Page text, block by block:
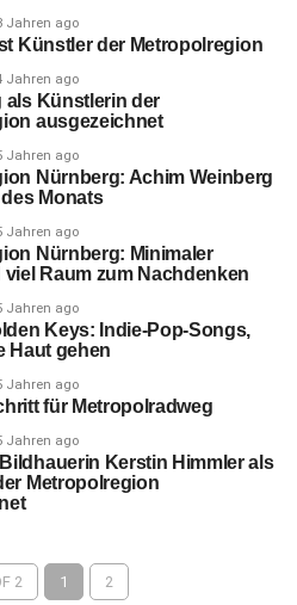
Jahren ago
Künstler der Metropolregion
Jahren ago
als Künstlerin der
ausgezeichnet
Jahren ago
Nürnberg: Achim Weinberg
Monats
Jahren ago
Nürnberg: Minimaler
viel Raum zum Nachdenken
Jahren ago
Keys: Indie-Pop-Songs,
Haut gehen
Jahren ago
für Metropolradweg
Jahren ago
Kerstin Himmler als
Metropolregion
2 1 2